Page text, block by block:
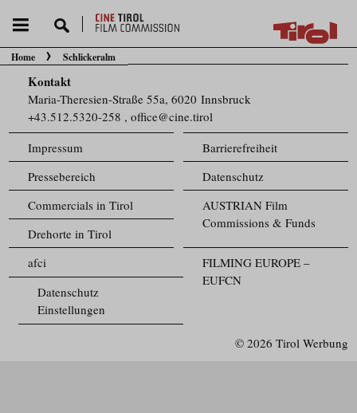
Sie befinden sich hier:
Home Schlickeralm
Kontakt
Maria-Theresien-Straße 55a, 6020 Innsbruck
+43.512.5320-258 ,office@cine.tirol
Impressum
Barrierefreiheit
Pressebereich
Datenschutz
Commercials in Tirol
AUSTRIAN Film
Commissions & Funds
Drehorte in Tirol
FILMING EUROPE –
EUFCN
afci
Datenschutz
Einstellungen
© 2026 Tirol Werbung